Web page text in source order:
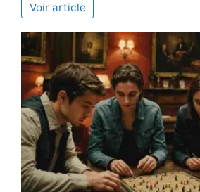
Voir article